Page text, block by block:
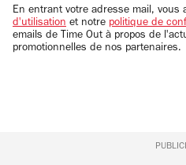
email
En entrant votre adresse mail, vous
d'utilisation et notre politique de
emails de Time Out à propos de
promotionnelles de nos partenaires.